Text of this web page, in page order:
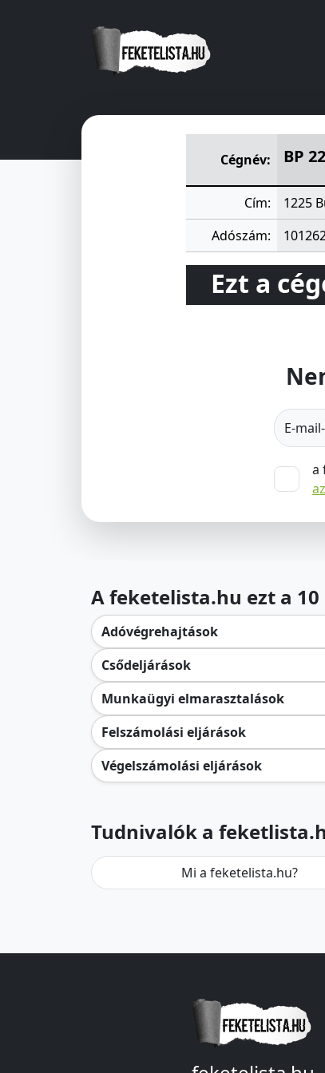
Cégnév:
BP
Cím:
1225
Adószám:
Ezt a
E-
a
A feketelista.hu ezt a
Adóvégrehajtások
Csődeljárások
Munkaügyi elmarasztalások
Felszámolási eljárások
Végelszámolási eljárások
Tudnivalók a
Mi a feketelista.hu?